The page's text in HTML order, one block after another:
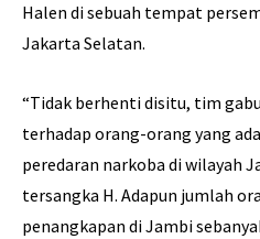
Halen di sebuah tempat
Jakarta Selatan.
“Tidak berhenti disitu, tim
terhadap orang-orang yang
peredaran narkoba di wilayah
tersangka H. Adapun jumlah
penangkapan di Jambi